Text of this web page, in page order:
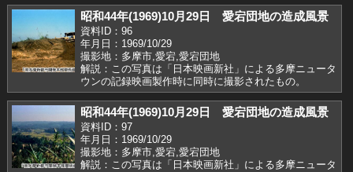
昭和44年(1969)10月29日 愛宕団地の造成風景
資料ID：96
年月日：1969/10/29
撮影地：多摩市,愛宕,愛宕団地
解説：この写真は「日本映画新社」による多摩ニュータ
ウンの記録映画製作時に同時に撮影されたもの。
昭和44年(1969)10月29日 愛宕団地の造成風景
資料ID：97
年月日：1969/10/29
撮影地：多摩市,愛宕,愛宕団地
解説：この写真は「日本映画新社」による多摩ニュータ